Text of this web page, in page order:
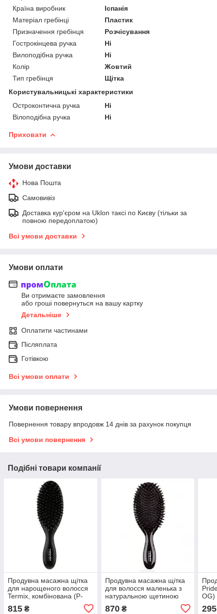
Країна виробник
Іспанія
Матеріал гребінці
Пластик
Призначення гребінця
Розчісування
Гострокінцева ручка
Ні
Вилоподібна ручка
Ні
Колір
Жовтий
Тип гребінця
Щітка
Користувальницькі характеристики
Остроконтична ручка
Ні
Вілоподібна ручка
Ні
Приховати
Умови доставки
Нова Пошта
Самовивіз
Доставка кур'єром на Uklon таксі по Києву (тільки за
повною передоплатою)
Всі умови доставки
Умови оплати
Ви отримаєте замовлення
або гроші повернуться на вашу картку
Детальніше
Оплатити частинами
Післяплата
Готівкою
Всі умови оплати
Умови повернення
Повернення товару впродовж 14 днів за рахунок покупця
Всі умови повернення
Подібні товари компанії
Продувна масажна щітка
для нарощеного волосся
Termix, комбінована (P-
815 ₴
Продувна масажна щітка
для волосся маленька з
натуральною щетиною
Termix (P-NEUTX-JB02P)
870₴
OG)
295